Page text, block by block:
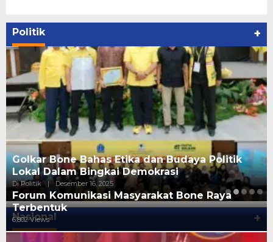
Politik +
Golkar Bone Bahas Etika dan Budaya Politik
Lokal Dalam Bingkai Demokrasi
Di Politik | Desember 16, 2025
Nasional +
Forum Komunikasi Masyarakat Bone Raya
Terbentuk
6,802 Views